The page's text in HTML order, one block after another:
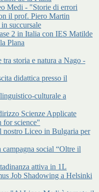
Medi - "Storie di errori
il prof. Piero Martin
succursale
2 in Italia con IES Matilde
Plana
tra storia e natura a Nago -
didattica presso il
culturale a
Scienze Applicate
for science"
nostro Liceo in Bulgaria per
social “Oltre il
attiva in 1L
Job Shadowing a Helsinki